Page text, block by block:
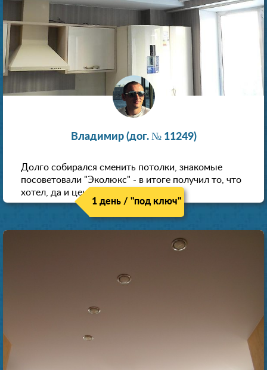
Владимир (дог. № 11249)
Долго собирался сменить потолки, знакомые
посоветовали "Эколюкс" - в итоге получил то, что
хотел, да и цена нормальная.
1 день / "под ключ"